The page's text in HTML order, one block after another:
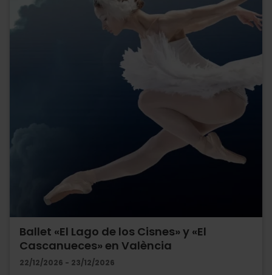
Ballet «El Lago de los Cisnes» y «El
Cascanueces» en València
22/12/2026 - 23/12/2026